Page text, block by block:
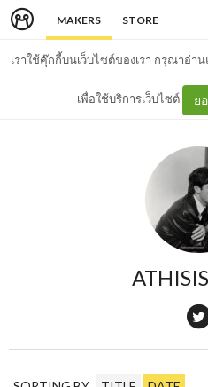
MAKERS STORE
เราใช้คุ๊กกี้บนเว็บไซต์ของเรา กรุณาอ่า
เพื่อใช้บริการเว็บไซต์ ย